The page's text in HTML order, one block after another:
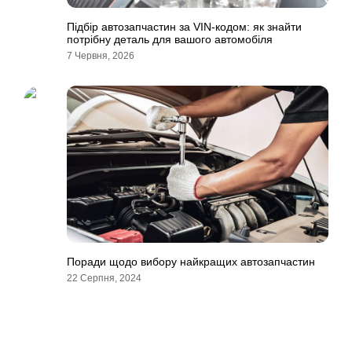
Підбір автозапчастин за VIN-кодом: як знайти
потрібну деталь для вашого автомобіля
7 Червня, 2026
Поради щодо вибору найкращих автозапчастин
22 Серпня, 2024